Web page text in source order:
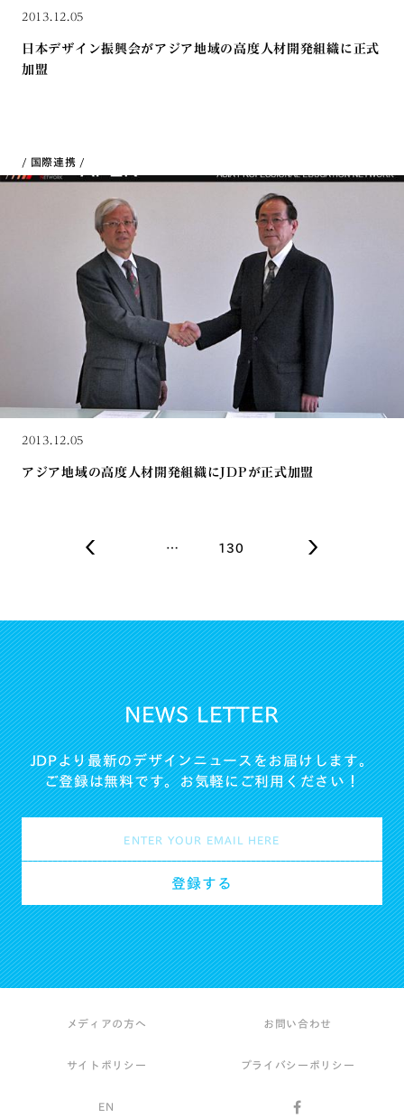
2013.12.05
日本デザイン振興会がアジア地域の高度人材開発組織に正式
加盟
国際連携
2013.12.05
アジア地域の高度人材開発組織にJDPが正式加盟
… 130
NEWS LETTER
JDPより最新のデザインニュースをお届けします。
ご登録は無料です。お気軽にご利用ください！
メディアの方へ お問い合わせ
サイトポリシー プライバシーポリシー
EN